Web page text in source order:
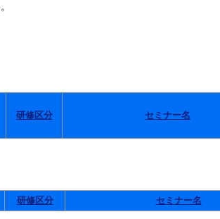
研修区分 セミナー名
研修区分 セミナー名